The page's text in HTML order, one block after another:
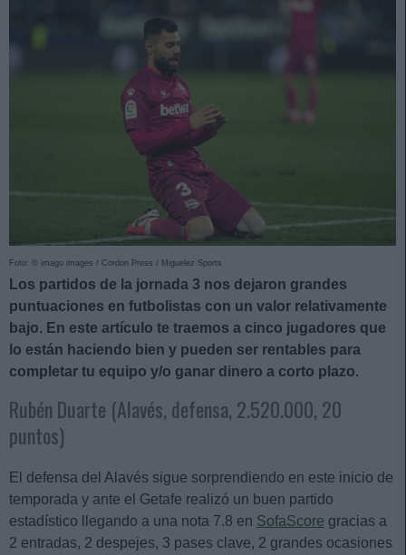
Foto: © imago images / Cordon Press / Miguelez Sports
Los partidos de la jornada 3 nos dejaron grandes
puntuaciones en futbolistas con un valor relativamente
bajo. En este artículo te traemos a cinco jugadores que
lo están haciendo bien y pueden ser rentables para
completar tu equipo y/o ganar dinero a corto plazo.
Rubén Duarte (Alavés, defensa, 2.520.000, 20
puntos)
El defensa del Alavés sigue sorprendiendo en este inicio de
temporada y ante el Getafe realizó un buen partido
estadístico llegando a una nota 7.8 en SofaScore gracias a
2 entradas, 2 despejes, 3 pases clave, 2 grandes ocasiones